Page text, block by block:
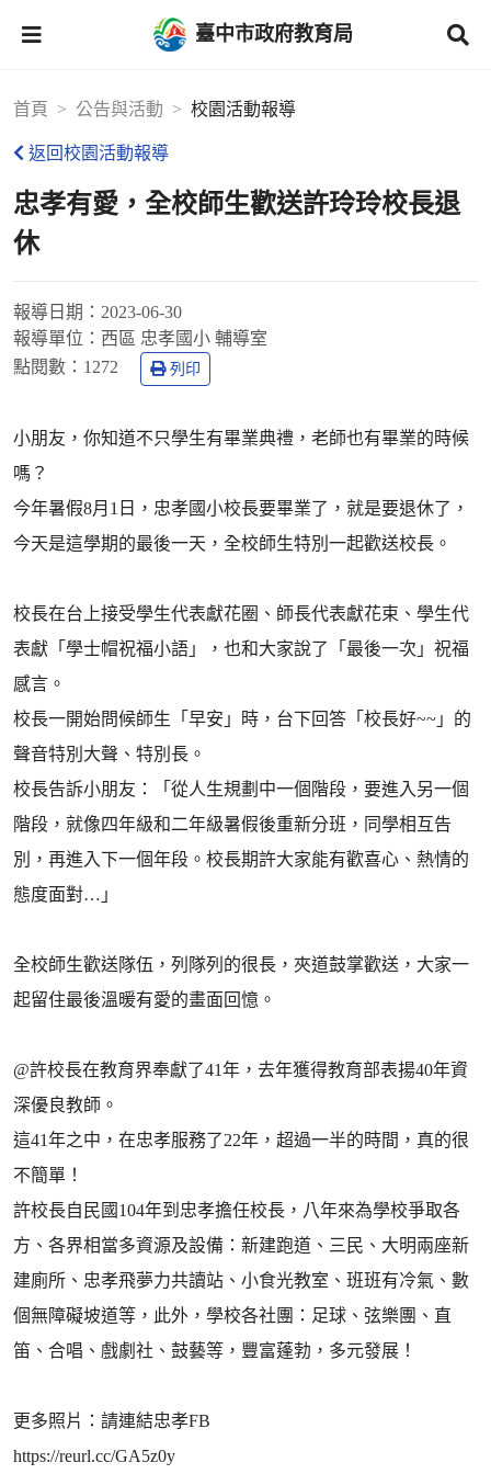
臺中市政府教育局
首頁 公告與活動 校園活動報導
返回校園活動報導
忠孝有愛，全校師生歡送許玲玲校長退
休
報導日期： 2023-06-30
報導單位： 西區 忠孝國小 輔導室
點閱數： 1272 列印
小朋友，你知道不只學生有畢業典禮，老師也有畢業的時候
嗎？
今年暑假8月1日，忠孝國小校長要畢業了，就是要退休了，
今天是這學期的最後一天，全校師生特別一起歡送校長。
校長在台上接受學生代表獻花圈、師長代表獻花束、學生代
表獻「學士帽祝福小語」，也和大家說了「最後一次」祝福
感言。
校長一開始問候師生「早安」時，台下回答「校長好~~」的
聲音特別大聲、特別長。
校長告訴小朋友：「從人生規劃中一個階段，要進入另一個
階段，就像四年級和二年級暑假後重新分班，同學相互告
別，再進入下一個年段。校長期許大家能有歡喜心、熱情的
態度面對…」
全校師生歡送隊伍，列隊列的很長，夾道鼓掌歡送，大家一
起留住最後溫暖有愛的畫面回憶。
@許校長在教育界奉獻了41年，去年獲得教育部表揚40年資
深優良教師。
這41年之中，在忠孝服務了22年，超過一半的時間，真的很
不簡單！
許校長自民國104年到忠孝擔任校長，八年來為學校爭取各
方、各界相當多資源及設備：新建跑道、三民、大明兩座新
建廁所、忠孝飛夢力共讀站、小食光教室、班班有冷氣、數
個無障礙坡道等，此外，學校各社團：足球、弦樂團、直
笛、合唱、戲劇社、鼓藝等，豐富蓬勃，多元發展！
更多照片：請連結忠孝FB
https://reurl.cc/GA5z0y